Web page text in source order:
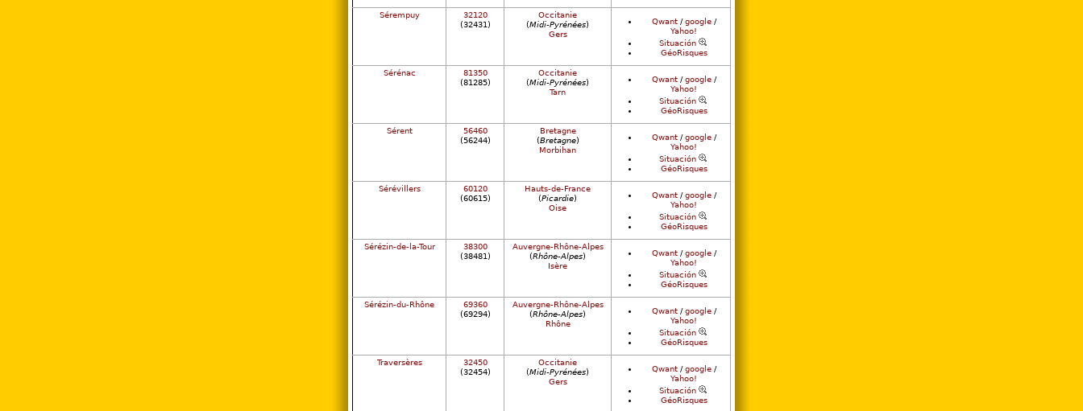
Sérempuy
32120
(32431)
Occitanie
(Midi-Pyrénées)
Gers
Qwant/google/
Yahoo!
Situación
GéoRisques
Sérénac
81350
(81285)
Occitanie
(Midi-Pyrénées)
Tarn
Qwant/google/
Yahoo!
Situación
GéoRisques
Sérent
56460
(56244)
Bretagne
(Bretagne)
Morbihan
Qwant/google/
Yahoo!
Situación
GéoRisques
Sérévillers
60120
(60615)
Hauts-de-France
(Picardie)
Oise
Qwant/google/
Yahoo!
Situación
GéoRisques
Sérézin-de-la-Tour
38300
(38481)
Auvergne-Rhône-Alpes
(Rhône-Alpes)
Isère
Qwant/google/
Yahoo!
Situación
GéoRisques
Sérézin-du-Rhône
69360
(69294)
Auvergne-Rhône-Alpes
(Rhône-Alpes)
Rhône
Qwant/google/
Yahoo!
Situación
GéoRisques
Traversères
32450
(32454)
Occitanie
(Midi-Pyrénées)
Gers
Qwant/google/
Yahoo!
Situación
GéoRisques